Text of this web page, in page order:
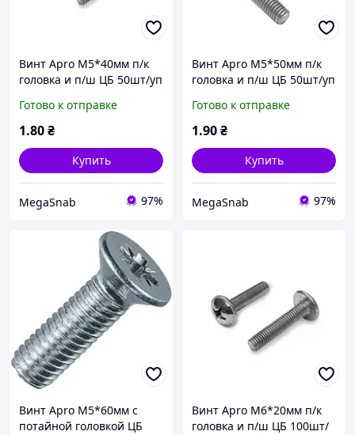
Винт Apro М5*40мм п/к
головка и п/ш ЦБ 50шт/уп
Готово к отправке
1.80₴
Купить
MegaSnab 97%
Винт Apro М5*50мм п/к
головка и п/ш ЦБ 50шт/уп
Готово к отправке
1.90₴
Купить
MegaSnab 97%
Винт Apro М5*60мм с
потайной головкой ЦБ
Винт Apro М6*20мм п/к
головка и п/ш ЦБ 100шт/